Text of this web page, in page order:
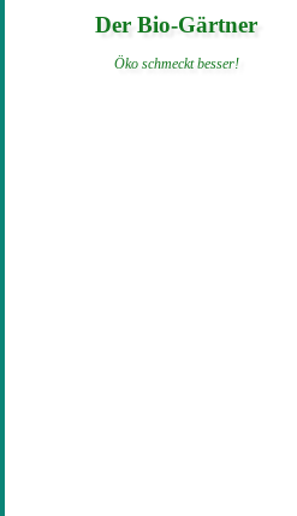
Der Bio-Gärtner
Öko schmeckt besser!